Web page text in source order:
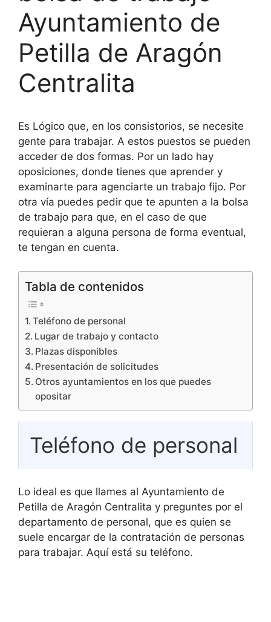
Ayuntamiento de
Petilla de Aragón
Centralita
Es Lógico que, en los consistorios, se necesite
gente para trabajar. A estos puestos se pueden
acceder de dos formas. Por un lado hay
oposiciones, donde tienes que aprender y
examinarte para agenciarte un trabajo fijo. Por
otra vía puedes pedir que te apunten a la bolsa
de trabajo para que, en el caso de que
requieran a alguna persona de forma eventual,
te tengan en cuenta.
Tabla de contenidos
Teléfono de personal
Lugar de trabajo y contacto
Plazas disponibles
Presentación de solicitudes
Otros ayuntamientos en los que puedes
opositar
Teléfono de personal
Lo ideal es que llames al Ayuntamiento de
Petilla de Aragón Centralita y preguntes por el
departamento de personal, que es quien se
suele encargar de la contratación de personas
para trabajar. Aquí está su teléfono.